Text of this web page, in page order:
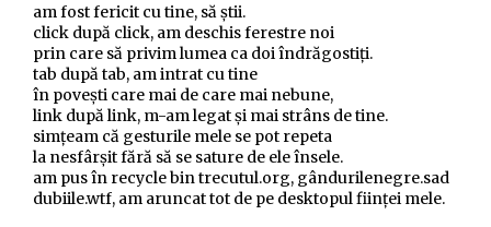
am fost fericit cu tine, să știi.
click după click, am deschis ferestre noi
prin care să privim lumea ca doi îndrăgostiți.
tab după tab, am intrat cu tine
în povești care mai de care mai nebune,
link după link, m-am legat și mai strâns de tine.
simțeam că gesturile mele se pot repeta
la nesfârșit fără să se sature de ele însele.
am pus în recycle bin trecutul.org, gândurilenegre.sad
dubiile.wtf, am aruncat tot de pe desktopul ființei mele.